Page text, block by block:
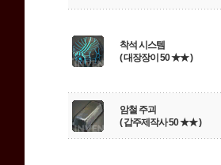
착석 시스템
( 대장장이 50 ★★ )
암철 주괴
( 갑주제작사 50 ★★ )